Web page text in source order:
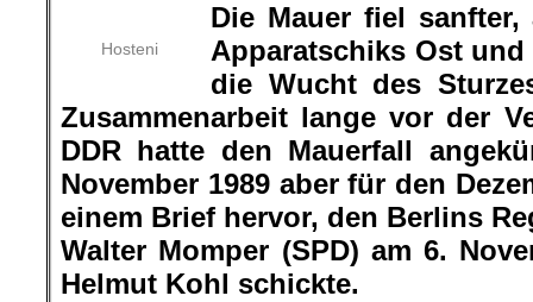
Hosteni
Die Mauer fiel
Apparatschiks Ost
die Wucht des
Zusammenarbeit lange vor der
DDR hatte den Mauerfall
November 1989 aber für den
einem Brief hervor, den Berlins
Walter Momper (SPD) am 6.
Helmut Kohl schickte.